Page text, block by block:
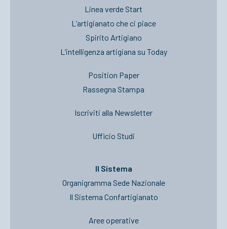
Linea verde Start
L’artigianato che ci piace
Spirito Artigiano
L’intelligenza artigiana su Today
Position Paper
Rassegna Stampa
Iscriviti alla Newsletter
Ufficio Studi
Il Sistema
Organigramma Sede Nazionale
Il Sistema Confartigianato
Aree operative